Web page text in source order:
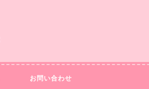
お問い合わせ